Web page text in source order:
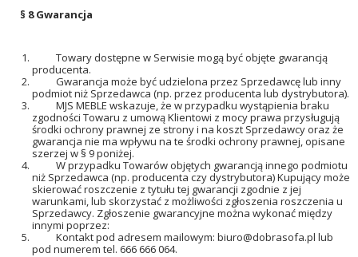
§ 8 Gwarancja
Towary dostępne w Serwisie mogą być objęte gwarancją
producenta.
Gwarancja może być udzielona przez Sprzedawcę lub inny
podmiot niż Sprzedawca (np. przez producenta lub dystrybutora).
MJS MEBLE wskazuje, że w przypadku wystąpienia braku
zgodności Towaru z umową Klientowi z mocy prawa przysługują
środki ochrony prawnej ze strony i na koszt Sprzedawcy oraz że
gwarancja nie ma wpływu na te środki ochrony prawnej, opisane
szerzej w § 9 poniżej.
W przypadku Towarów objętych gwarancją innego podmiotu
niż Sprzedawca (np. producenta czy dystrybutora) Kupujący może
skierować roszczenie z tytułu tej gwarancji zgodnie z jej
warunkami, lub skorzystać z możliwości zgłoszenia roszczenia u
Sprzedawcy. Zgłoszenie gwarancyjne można wykonać między
innymi poprzez:
Kontakt pod adresem mailowym: biuro@dobrasofa.pl lub
pod numerem tel. 666 666 064.